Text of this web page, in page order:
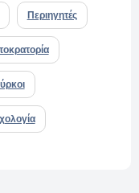
Περιηγητές